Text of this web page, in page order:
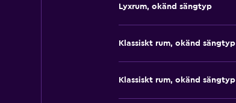
Lyxrum, okänd sängtyp
Klassiskt rum, okänd sängtyp
Klassiskt rum, okänd sängtyp